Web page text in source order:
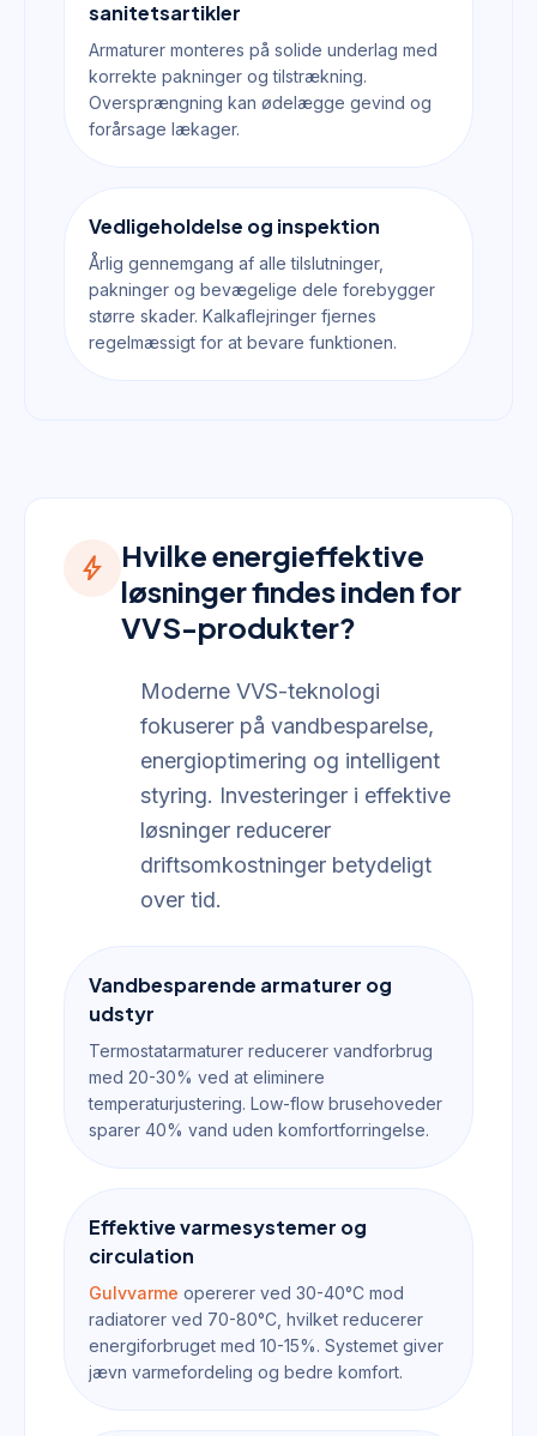
sanitetsartikler
Armaturer monteres på solide underlag med
korrekte pakninger og tilstrækning.
Oversprængning kan ødelægge gevind og
forårsage lækager.
Vedligeholdelse og inspektion
Årlig gennemgang af alle tilslutninger,
pakninger og bevægelige dele forebygger
større skader. Kalkaflejringer fjernes
regelmæssigt for at bevare funktionen.
bolt
Hvilke energieffektive
løsninger findes inden for
VVS-produkter?
Moderne VVS-teknologi
fokuserer på vandbesparelse,
energioptimering og intelligent
styring. Investeringer i effektive
løsninger reducerer
driftsomkostninger betydeligt
over tid.
Vandbesparende armaturer og
udstyr
Termostatarmaturer reducerer vandforbrug
med 20-30% ved at eliminere
temperaturjustering. Low-flow brusehoveder
sparer 40% vand uden komfortforringelse.
Effektive varmesystemer og
circulation
Gulvvarme opererer ved 30-40°C mod
radiatorer ved 70-80°C, hvilket reducerer
energiforbruget med 10-15%. Systemet giver
jævn varmefordeling og bedre komfort.